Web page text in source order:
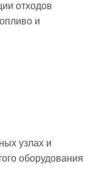
отходов
и
узлах и
оборудования